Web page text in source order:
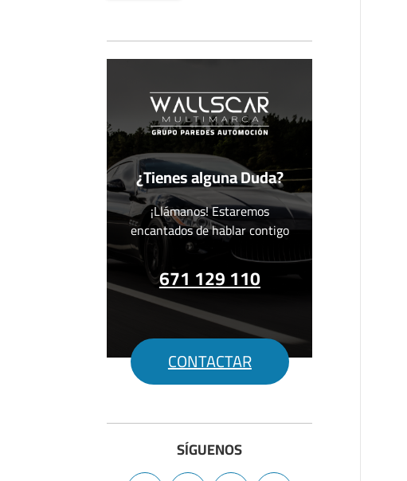
¿Tienes alguna Duda?
¡Llámanos! Estaremos
encantados de hablar contigo
671 129 110
CONTACTAR
SÍGUENOS